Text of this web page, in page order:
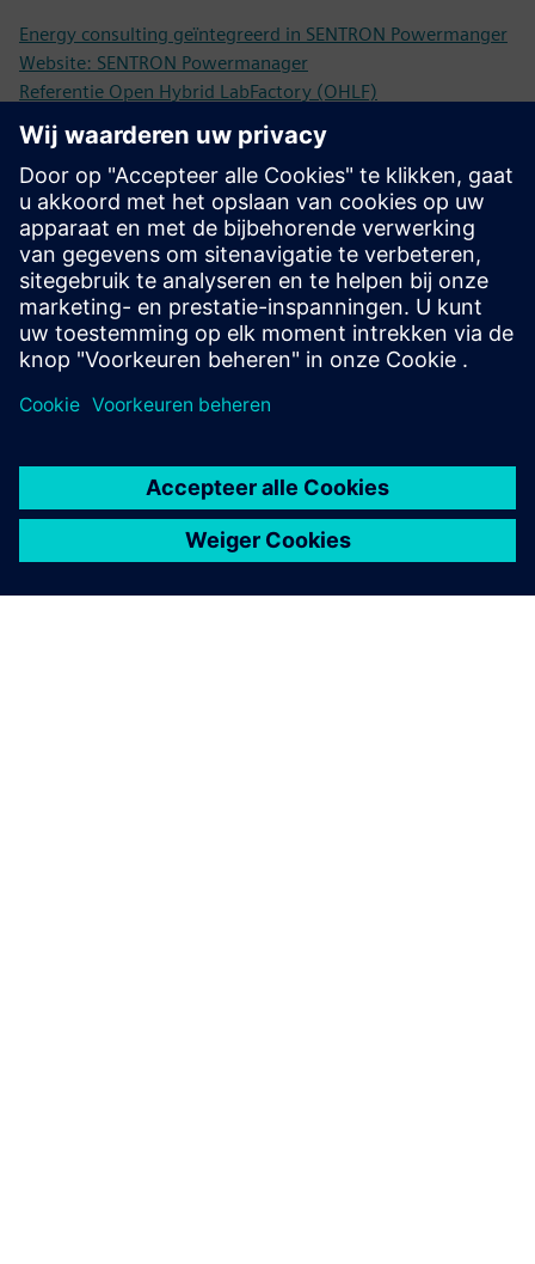
Energy consulting geïntegreerd in SENTRON Powermanger
Website: SENTRON Powermanager
Referentie Open Hybrid LabFactory (OHLF)
Vereisten
Beveiligings-, schakel- en meetapparatuur die geschikt is
voor communicatie voor laagspanningsstroomdistributie
Ondersteunde besturingssystemen: Windows 10
Enterprise/Professional (64-bits), Windows Server 2012 R2
(64-bits), 2016 (64-bits), 2019 (64-bits), Windows 11